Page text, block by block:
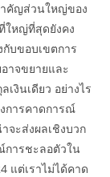
ำคัญส่วนใหญ่ของ
ใหญ่ที่สุดยังคง
บขอบเขตการ
าจขยายและ
งินเดียว อย่างไร
การคาดการณ์
จะส่งผลเชิงบวก
การชะลอตัวใน
แต่เราไม่ได้คาด